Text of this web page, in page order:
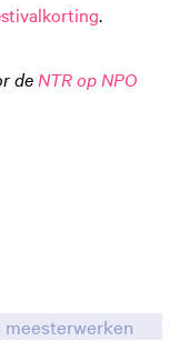
.
de NTR op NPO